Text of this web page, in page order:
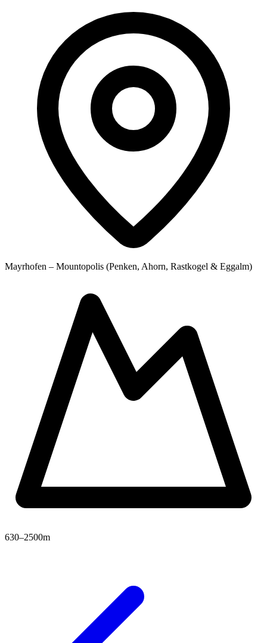
Mayrhofen – Mountopolis (Penken, Ahorn, Rastkogel & Eggalm)
630–2500m